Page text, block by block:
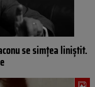
se simțea liniștit.